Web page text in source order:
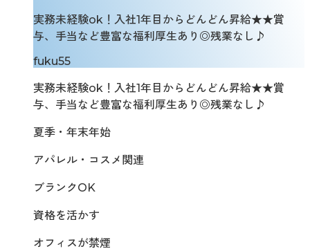
実務未経験ok！入社1年目からどんどん昇給★★賞
与、手当など豊富な福利厚生あり◎残業なし♪
fuku55
実務未経験ok！入社1年目からどんどん昇給★★賞
与、手当など豊富な福利厚生あり◎残業なし♪
夏季・年末年始
アパレル・コスメ関連
ブランクOK
資格を活かす
オフィスが禁煙